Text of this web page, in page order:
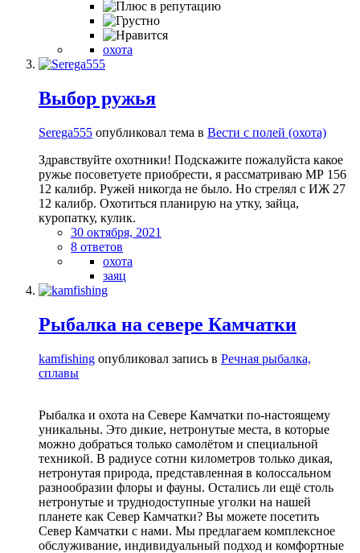
охота
Выбор ружья
Serega555 опубликовал тема в Вести с полей (охота)
Здравствуйте охотники! Подскажите пожалуйста какое
ружье посоветуете приобрести, я рассматриваю МР 156
12 калибр. Ружей никогда не было. Но стрелял с ИЖ 27
12 калибр. Охотиться планирую на утку, зайца,
куропатку, кулик.
30 октября, 2021
8 ответов
охота
заяц
Рыбалка на севере Камчатки
kamfishing опубликовал запись в Речная рыбалка,
сплавы
Рыбалка и охота на Севере Камчатки по-настоящему
уникальны. Это дикие, нетронутые места, в которые
можно добраться только самолётом и специальной
техникой. В радиусе сотни километров только дикая,
нетронутая природа, представленная в колоссальном
разнообразии флоры и фауны. Остались ли ещё столь
нетронутые и труднодоступные уголки на нашей
планете как Север Камчатки? Вы можете посетить
Север Камчатки с нами. Мы предлагаем комплексное
обслуживание, индивидуальный подход и комфортные